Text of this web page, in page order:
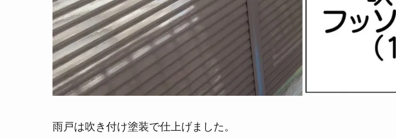
雨戸は吹き付け塗装で仕上げました。